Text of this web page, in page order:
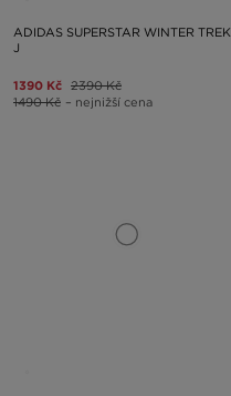
ADIDAS SUPERSTAR WINTER TREK
J
1390 Kč 2390 Kč
1490 Kč – nejnižší cena